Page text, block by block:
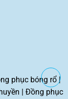
phục bóng rổ|
Đồng phục